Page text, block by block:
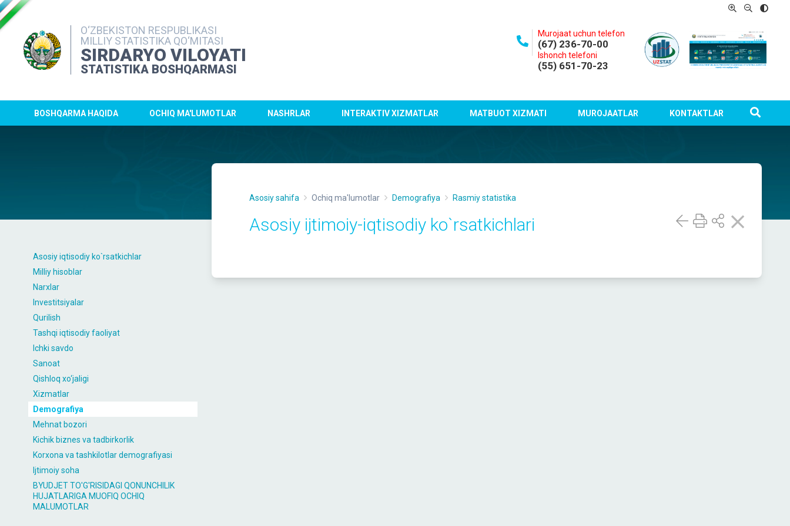
O‘ZBEKISTON RESPUBLIKASI
MILLIY STATISTIKA QO‘MITASI
SIRDARYO VILOYATI
STATISTIKA BOSHQARMASI
Murojaat uchun telefon
(67) 236-70-00
Ishonch telefoni
(55) 651-70-23
BOSHQARMA HAQIDA OCHIQ MA'LUMOTLAR NASHRLAR INTERAKTIV XIZMATLAR MATBUOT XIZMATI MUROJAATLAR KONTAKTLAR
Asosiy iqtisodiy ko`rsatkichlar
Milliy hisoblar
Narxlar
Investitsiyalar
Qurilish
Tashqi iqtisodiy faoliyat
Ichki savdo
Sanoat
Qishloq xo‘jaligi
Xizmatlar
Demografiya
Mehnat bozori
Kichik biznes va tadbirkorlik
Korxona va tashkilotlar demografiyasi
Ijtimoiy soha
BYUDJET TO'G'RISIDAGI QONUNCHILIK
HUJATLARIGA MUOFIQ OCHIQ
MALUMOTLAR
Asosiy sahifa Ochiq ma'lumotlar Demografiya Rasmiy statistika
Asosiy ijtimoiy-iqtisodiy ko`rsаtkichlаri